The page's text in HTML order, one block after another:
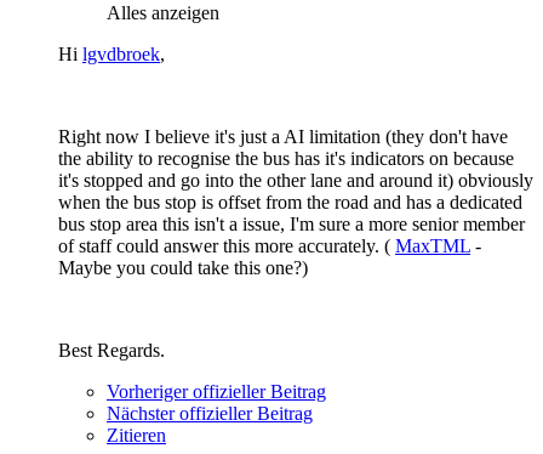
Alles anzeigen
Hi lgvdbroek,
Right now I believe it's just a AI limitation (they don't have
the ability to recognise the bus has it's indicators on because
it's stopped and go into the other lane and around it) obviously
when the bus stop is offset from the road and has a dedicated
bus stop area this isn't a issue, I'm sure a more senior member
of staff could answer this more accurately. ( MaxTML -
Maybe you could take this one?)
Best Regards.
Vorheriger offizieller Beitrag
Nächster offizieller Beitrag
Zitieren